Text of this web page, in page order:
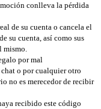
conlleva la pérdida
de su cuenta o cancela el
su cuenta, así como sus
mismo.
por mal
o por cualquier otro
no es merecedor de recibir
recibido este código